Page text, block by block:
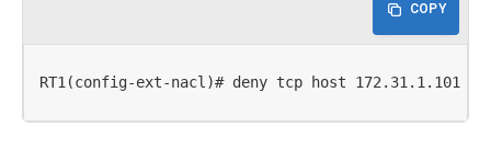
COPY
RT1(config-ext-nacl)# deny tcp host 172.31.1.101